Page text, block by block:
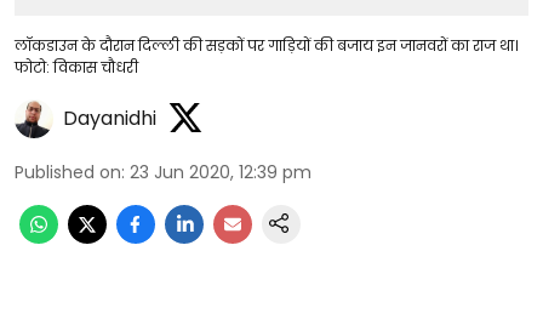
लॉकडाउन के दौरान दिल्ली की सड़कों पर गाड़ियों की बजाय इन जानवरों का राज था।
फोटो: विकास चौधरी
Dayanidhi
Published on: 23 Jun 2020, 12:39 pm